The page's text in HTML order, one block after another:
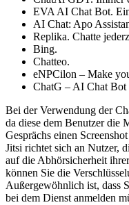
EVA AI Chat Bot.
AI Chat: Apo
Replika. Chatte
Bing.
Chatteo.
eNPCilon – Make
ChatG – AI Chat Bot
Bei der Verwendung der
da diese dem Benutzer die
Gesprächs einen
Jitsi richtet sich an Nutzer,
auf die Abhörsicherheit
können Sie die
Außergewöhnlich ist, dass
bei dem Dienst anmelden